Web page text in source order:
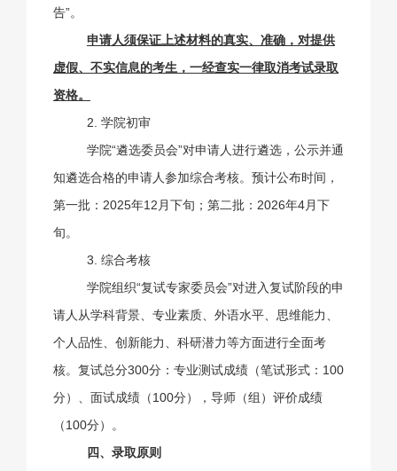
告”。
申请人须保证上述材料的真实、准确，对提供
虚假、不实信息的考生，一经查实一律取消考试录取
资格。
2. 学院初审
学院“遴选委员会”对申请人进行遴选，公示并通
知遴选合格的申请人参加综合考核。预计公布时间，
第一批： 2025年12 月下旬；第二批： 2026年4月下
旬。
3. 综合考核
学院组织“复试专家委员会”对进入复试阶段的申
请人从学科背景、专业素质、外语水平、思维能力、
个人品性、创新能力、科研潜力等方面进行全面考
核。复试总分300分：专业测试成绩（笔试形式： 100
分）、面试成绩（100分），导师（组）评价成绩
（100分）。
四、录取原则